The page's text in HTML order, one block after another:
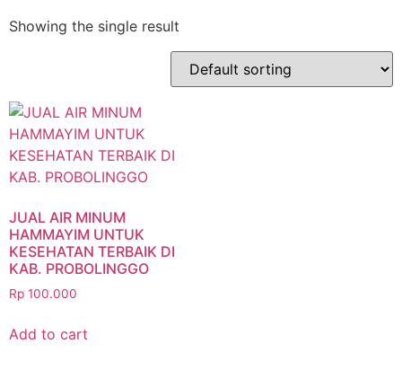
Showing the single result
JUAL AIR MINUM
HAMMAYIM UNTUK
KESEHATAN TERBAIK DI
KAB. PROBOLINGGO
Rp 100.000
Add to cart